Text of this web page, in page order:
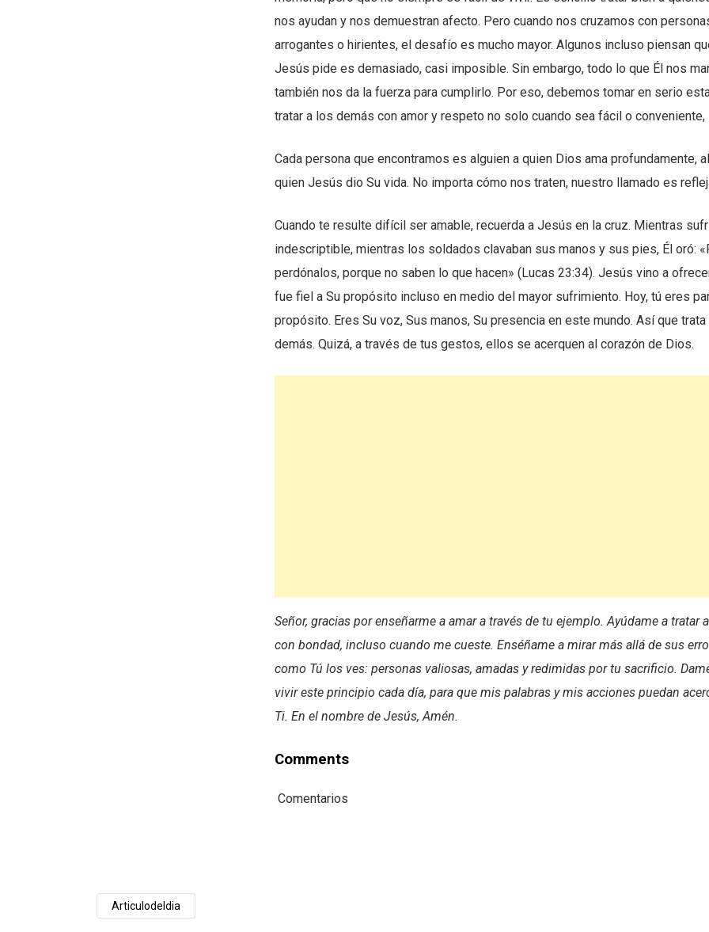
nos ayudan y nos demuestran afecto. Pero cuando nos cruzamos con
arrogantes o hirientes, el desafío es mucho mayor. Algunos incluso piensan
Jesús pide es demasiado, casi imposible. Sin embargo, todo lo que Él nos
también nos da la fuerza para cumplirlo. Por eso, debemos tomar en serio
tratar a los demás con amor y respeto no solo cuando sea fácil o
Cada persona que encontramos es alguien a quien Dios ama profundamente,
quien Jesús dio Su vida. No importa cómo nos traten, nuestro llamado es
Cuando te resulte difícil ser amable, recuerda a Jesús en la cruz. Mientras
indescriptible, mientras los soldados clavaban sus manos y sus pies, Él oró:
perdónalos, porque no saben lo que hacen» (Lucas 23:34). Jesús vino a
fue fiel a Su propósito incluso en medio del mayor sufrimiento. Hoy, tú eres
propósito. Eres Su voz, Sus manos, Su presencia en este mundo. Así que
demás. Quizá, a través de tus gestos, ellos se acerquen al corazón de Dios.
Señor, gracias por enseñarme a amar a través de tu ejemplo. Ayúdame a tratar
con bondad, incluso cuando me cueste. Enséñame a mirar más allá de sus
como Tú los ves: personas valiosas, amadas y redimidas por tu sacrificio.
vivir este principio cada día, para que mis palabras y mis acciones puedan
Ti. En el nombre de Jesús, Amén.
Comments
Comentarios
Articulodeldia